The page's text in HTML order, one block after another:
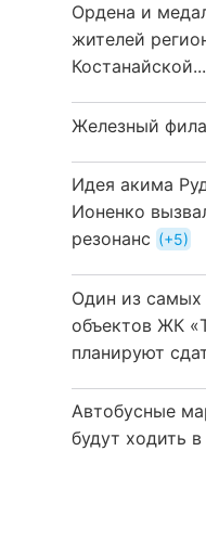
Ордена и
жителей
Костанайской...
Железный
Идея акима
Ионенко
резонанс
+5
Один из самых
объектов ЖК
планируют
Автобусные
будут ходить в